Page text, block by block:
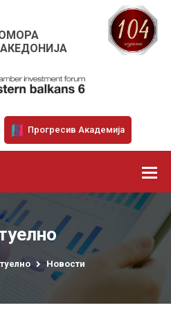
Прогресив Академија
Новости